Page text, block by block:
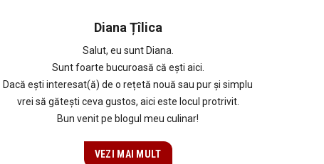
Diana Țîlica
Salut, eu sunt Diana.
Sunt foarte bucuroasă că ești aici.
Dacă ești interesat(ă) de o rețetă nouă sau pur și simplu
vrei să gătești ceva gustos, aici este locul protrivit.
Bun venit pe blogul meu culinar!
VEZI MAI MULT